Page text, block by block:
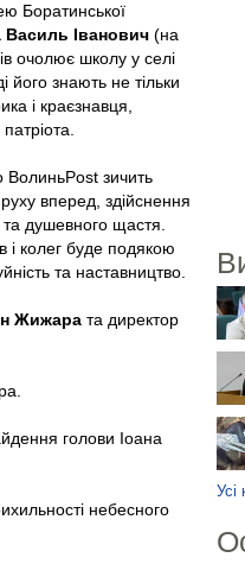
Боратинської
Василь Іванович (на
очолює школу у селі
його знають не тільки
і краєзнавця,
ВолиньPost зичить
вперед, здійснення
та душевного щастя.
колег буде подякою
та наставництво.
Жижара та директор
голови Іоана
небесного
Усі